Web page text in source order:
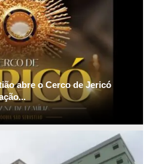
abre o Cerco de Jericó